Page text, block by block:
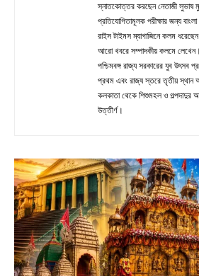
স্নাতকোত্তর করছেন নেতাজী সুভাষ
প্রতিযোগিতামূলক পরীক্ষার জন্য
রাইস টাইমস ম্যাগাজিনে কলম
আরো খবরে সম্পাদকীয় কলমে
পশ্চিমবঙ্গ রাজ্য সরকারের যুব উৎসব
প্রথম এবং রাজ্য স্তরে তৃতীয় স্থান
কলকাতা থেকে শিশুমহল ও গল্পদাদুর
উত্তীর্ণ।